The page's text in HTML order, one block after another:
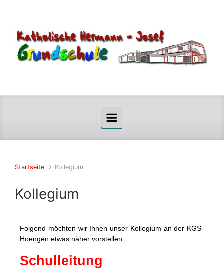
Startseite Kollegium
Kollegium
Folgend möchten wir Ihnen unser Kollegium an der KGS-
Hoengen etwas näher vorstellen.
Schulleitung